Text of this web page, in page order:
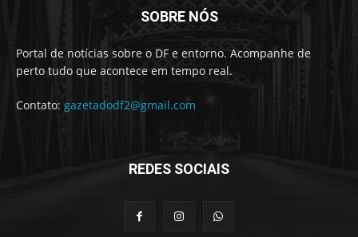
SOBRE NÓS
Portal de notícias sobre o DF e entorno. Acompanhe de
perto tudo que acontece em tempo real.
Contato: gazetadodf2@gmail.com
REDES SOCIAIS